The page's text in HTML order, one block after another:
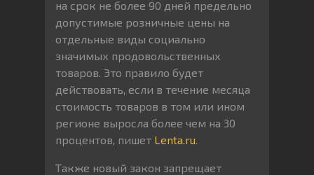
на срок не более 90 дней предельно
допустимые розничные цены на
отдельные виды социально
значимых продовольственных
товаров. Это правило будет
действовать, если в течение месяца
стоимость товаров в том или ином
регионе выросла более чем на 30
процентов, пишет Lenta.ru.
Также новый закон запрещает